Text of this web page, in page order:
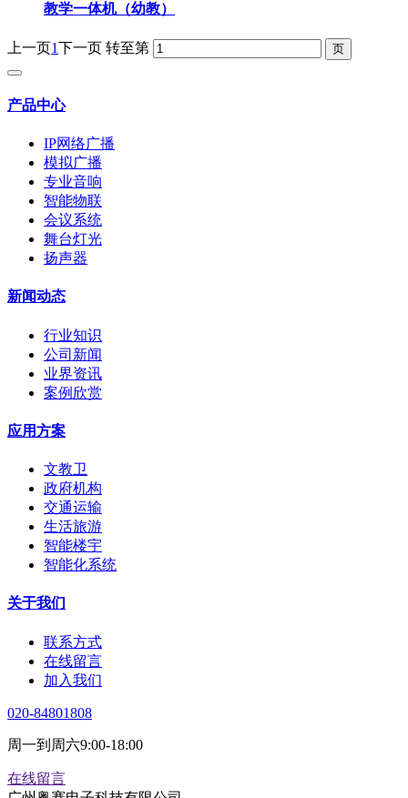
教学一体机（幼教）
上一页1下一页 转至第
产品中心
IP网络广播
模拟广播
专业音响
智能物联
会议系统
舞台灯光
扬声器
新闻动态
行业知识
公司新闻
业界资讯
案例欣赏
应用方案
文教卫
政府机构
交通运输
生活旅游
智能楼宇
智能化系统
关于我们
联系方式
在线留言
加入我们
020-84801808
周一到周六9:00-18:00
在线留言